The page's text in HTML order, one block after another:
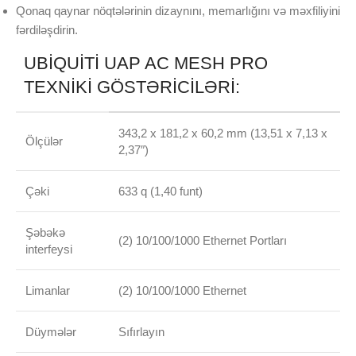
Qonaq qaynar nöqtələrinin dizaynını, memarlığını və məxfiliyini
fərdiləşdirin.
UBIQUITI UAP AC MESH PRO
TEXNIKI GÖSTƏRICILƏRI:
Ölçülər
343,2 x 181,2 x 60,2 mm (13,51 x 7,13 x
2,37″)
Çəki 633 q (1,40 funt)
Şəbəkə
interfeysi
(2) 10/100/1000 Ethernet Portları
Limanlar (2) 10/100/1000 Ethernet
Düymələr Sıfırlayın